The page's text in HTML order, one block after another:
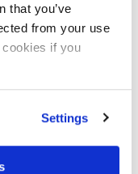
that you’ve
from your use
if you
Settings